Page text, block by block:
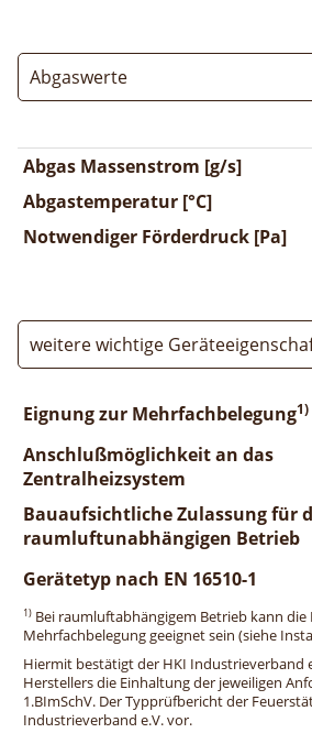
Abgaswerte
Abgas Massenstrom [g/s]
Abgastemperatur [°C]
Notwendiger Förderdruck [Pa]
weitere wichtige
Eignung zur Mehrfachbelegung1)
Anschlußmöglichkeit an das
Zentralheizsystem
Bauaufsichtliche Zulassung für
raumluftunabhängigen Betrieb
Gerätetyp nach EN 16510-1
1) Bei raumluftabhängigem Betrieb kann die
Mehrfachbelegung geeignet sein (siehe
Hiermit bestätigt der HKI Industrieverband
Herstellers die Einhaltung der jeweiligen
1.BImSchV. Der Typprüfbericht der
Industrieverband e.V. vor.